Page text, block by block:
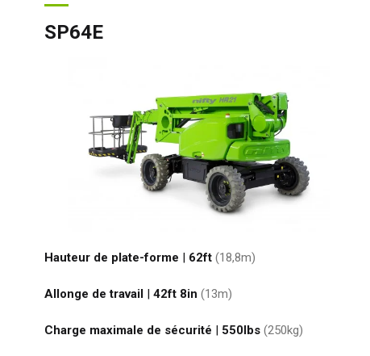
SP64E
Hauteur de plate-forme | 62ft (18,8m)
Allonge de travail| 42ft 8in (13m)
Charge maximale de sécurité | 550lbs (250kg)